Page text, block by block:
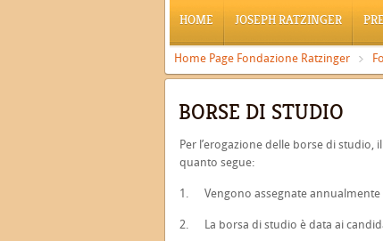
HOME JOSEPH RATZINGER
Home Page Fondazione Ratzinger
BORSE DI STUDIO
Per l’erogazione delle borse di
quanto segue:
1. Vengono assegnate annualmente
2. La borsa di studio è data ai